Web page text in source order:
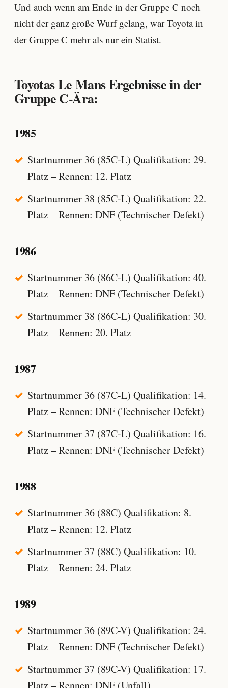
Und auch wenn am Ende in der Gruppe C noch
nicht der ganz große Wurf gelang, war Toyota in
der Gruppe C mehr als nur ein Statist.
Toyotas Le Mans Ergebnisse in der
Gruppe C-Ära:
1985
Startnummer 36 (85C-L) Qualifikation: 29.
Platz – Rennen: 12. Platz
Startnummer 38 (85C-L) Qualifikation: 22.
Platz – Rennen: DNF (Technischer Defekt)
1986
Startnummer 36 (86C-L) Qualifikation: 40.
Platz – Rennen: DNF (Technischer Defekt)
Startnummer 38 (86C-L) Qualifikation: 30.
Platz – Rennen: 20. Platz
1987
Startnummer 36 (87C-L) Qualifikation: 14.
Platz – Rennen: DNF (Technischer Defekt)
Startnummer 37 (87C-L) Qualifikation: 16.
Platz – Rennen: DNF (Technischer Defekt)
1988
Startnummer 36 (88C) Qualifikation: 8.
Platz – Rennen: 12. Platz
Startnummer 37 (88C) Qualifikation: 10.
Platz – Rennen: 24. Platz
1989
Startnummer 36 (89C-V) Qualifikation: 24.
Platz – Rennen: DNF (Technischer Defekt)
Startnummer 37 (89C-V) Qualifikation: 17.